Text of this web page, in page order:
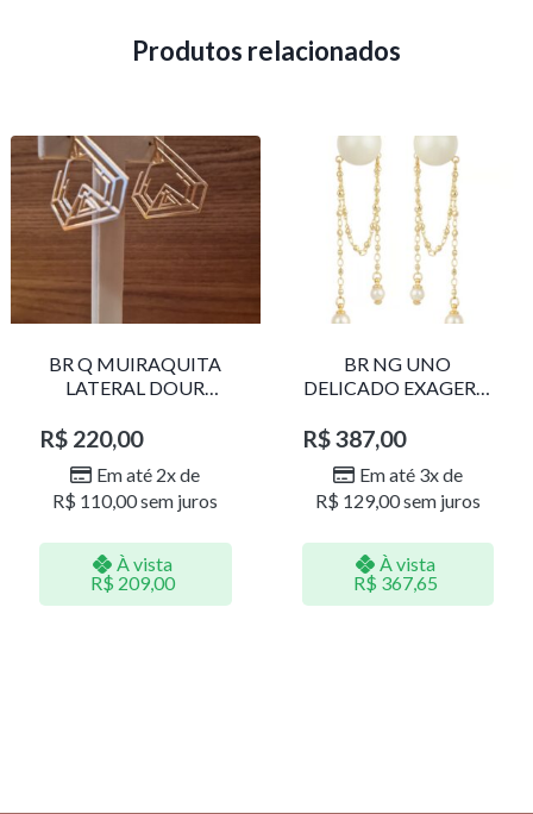
Produtos relacionados
BR Q MUIRAQUITA
LATERAL DOUR
R$ 220,00
Em até 2x de
R$ 110,00sem juros
À vista
R$ 209,00
BR NG UNO
DELICADO EXAGERO
R$387,00
Em até 3x de
R$ 129,00sem juros
À vista
R$ 367,65